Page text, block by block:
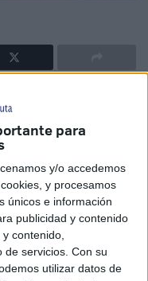
para
y/o accedemos
y procesamos
únicos e información
publicidad y contenido
contenido,
de servicios. Con su
utilizar datos de
comenzado
los primeros
en laAgrupación
Hypermotion,los
perfilesdentro
equipo más
el tramo